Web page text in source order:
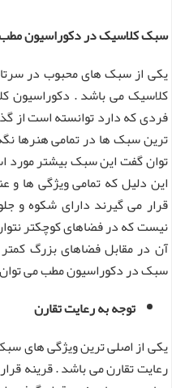
سبک کلاسیک در دکوراسیون
یکی از سبک های محبوب در
کلاسیک می باشد . دکوراسیون
فردی که دارد توانسته است از
ترین سبک ها در تمامی هنرها
توان گفت این سبک بیشتر مورد
این دلیل که تمامی ویژگی ها
قرار می گیرند دارای شکوه و
نیست که در فضاهای کوچکتر
آن در مقابل فضاهای بزرگ
سبک در دکوراسیون مطب می توان
توجه به رعایت تقارن
یکی از اصلی ترین ویژگی های
رعایت تقارن می باشد . قرینه